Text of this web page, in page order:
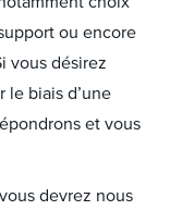
ou encore
vous désirez
le biais d’une
et vous
devrez nous